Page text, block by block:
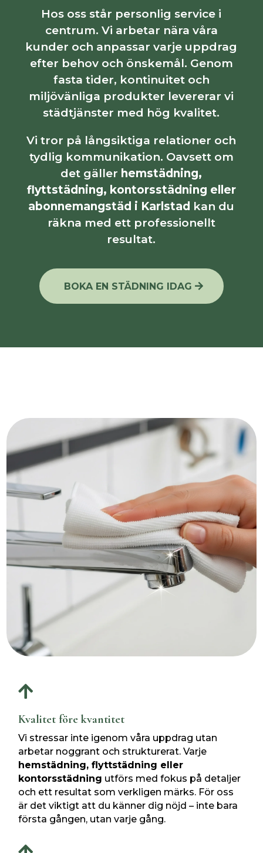
Hos oss står personlig service i
centrum. Vi arbetar nära våra
kunder och anpassar varje uppdrag
efter behov och önskemål. Genom
fasta tider, kontinuitet och
miljövänliga produkter levererar vi
städtjänster med hög kvalitet.
Vi tror på långsiktiga relationer och
tydlig kommunikation. Oavsett om
det gäller hemstädning,
flyttstädning, kontorsstädning eller
abonnemangstäd i Karlstad kan du
räkna med ett professionellt
resultat.
BOKA EN STÄDNING IDAG

Kvalitet före kvantitet
Vi stressar inte igenom våra uppdrag utan
arbetar noggrant och strukturerat. Varje
hemstädning, flyttstädning eller
kontorsstädning utförs med fokus på detaljer
och ett resultat som verkligen märks. För oss
är det viktigt att du känner dig nöjd – inte bara
första gången, utan varje gång.